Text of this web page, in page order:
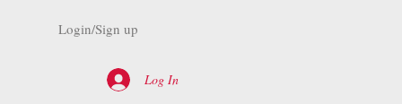
Login/Sign up
Log In